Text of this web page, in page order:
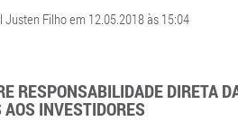
Filho em 12.05.2018 às 15:04
RESPONSABILIDADE DIRETA
INVESTIDORES